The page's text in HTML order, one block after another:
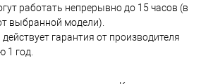
работать непрерывно до 15 часов (в
выбранной модели).
гарантия от производителя
1 год.